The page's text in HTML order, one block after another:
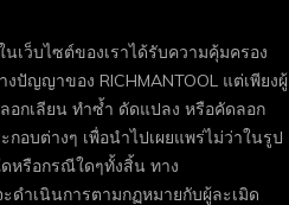
นเว็บไซต์ของเราได้รับความคุ้มครอง
งปัญญาของ RICHMANTOOL แต่เพียงผู้
อกเลียน ทำซ้ำ ดัดแปลง หรือคัดลอก
กอบต่างๆ เพื่อนำไปเผยแพร่ไม่ว่าในรูป
หรือกรณีใดๆทั้งสิ้น ทาง
ะดำเนินการตามกฏหมายกับผู้ละเมิด